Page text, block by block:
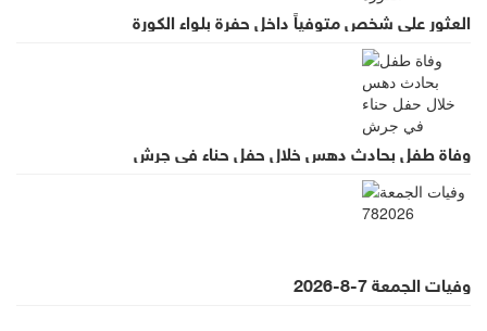
العثور على شخص متوفياً داخل حفرة بلواء الكورة
وفاة طفل بحادث دهس خلال حفل حناء في جرش
وفيات الجمعة 7-8-2026